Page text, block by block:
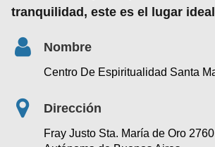
tranquilidad , este es el lugar
Nombre
Centro De Espiritualidad Santa
Dirección
Fray Justo Sta. María de Oro